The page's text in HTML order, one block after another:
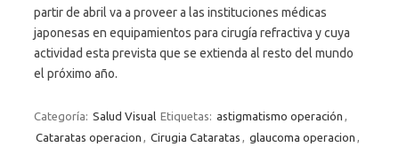
partir de abril va a proveer a las instituciones médicas
japonesas en equipamientos para cirugía refractiva y cuya
actividad esta prevista que se extienda al resto del mundo
el próximo año.
Categoría: Salud Visual Etiquetas: astigmatismo operación ,
Cataratas operacion , Cirugia Cataratas , glaucoma operacion ,